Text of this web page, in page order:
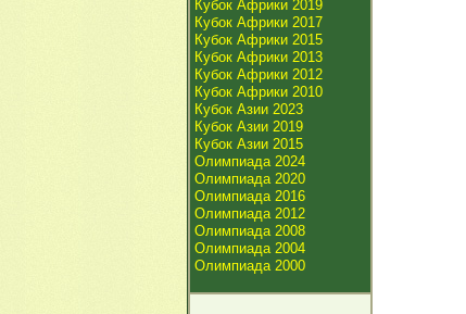
Кубок Африки 2019
Кубок Африки 2017
Кубок Африки 2015
Кубок Африки 2013
Кубок Африки 2012
Кубок Африки 2010
Кубок Азии 2023
Кубок Азии 2019
Кубок Азии 2015
Олимпиада 2024
Олимпиада 2020
Олимпиада 2016
Олимпиада 2012
Олимпиада 2008
Олимпиада 2004
Олимпиада 2000